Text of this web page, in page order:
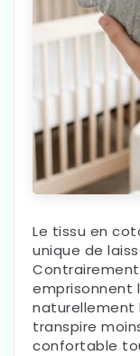
Le tissu en
unique de
emprisonnent
naturellement
transpire
confortable